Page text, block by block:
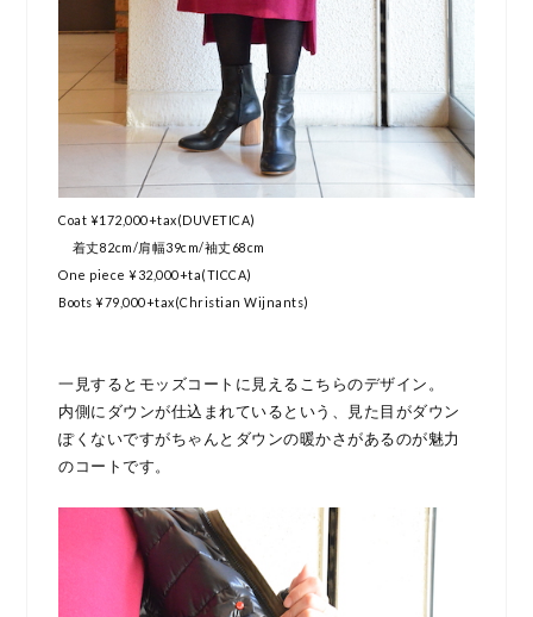
Coat ¥172,000+tax(DUVETICA)
着丈82cm/肩幅39cm/袖丈68cm
One piece ¥32,000+ta(TICCA)
Boots ¥79,000+tax(Christian Wijnants)
一見するとモッズコートに見えるこちらのデザイン。
内側にダウンが仕込まれているという、見た目がダウン
ぽくないですがちゃんとダウンの暖かさがあるのが魅力
のコートです。